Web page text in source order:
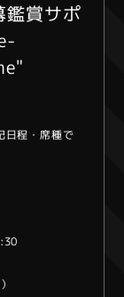
鑑賞サポ
日程・席種で